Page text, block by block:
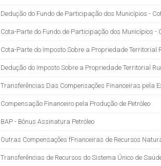
Dedução do Fundo de Participação dos Municípios -
Cota-Parte do Fundo de Participação dos Municípios -
Cota-Parte do Imposto Sobre a Propriedade Territorial
Dedução do Imposto Sobre a Propriedade Territorial
Transferências Das Compensações Financeiras pela
Compensação Financeiro pela Produção de Petróleo
BAP - Bônus Assinatura Petróleo
Outras Compensações fFnanceiras de Recursos
Transferências de Recursos do Sistema Único de